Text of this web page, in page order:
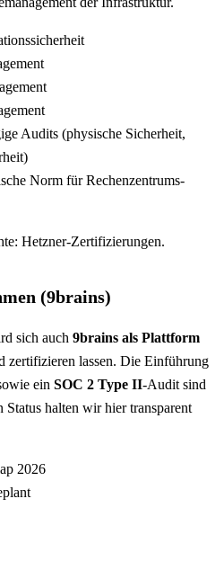
Audits (physische Sicherheit,
Norm für Rechenzentrums-
Hetzner-Zertifizierungen.
(9brains)
sich auch 9brains als Plattform
zertifizieren lassen. Die Einführung
ein SOC 2 Type II-Audit sind
halten wir hier transparent
2026